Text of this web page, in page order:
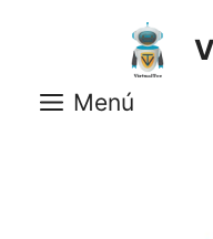
Menú